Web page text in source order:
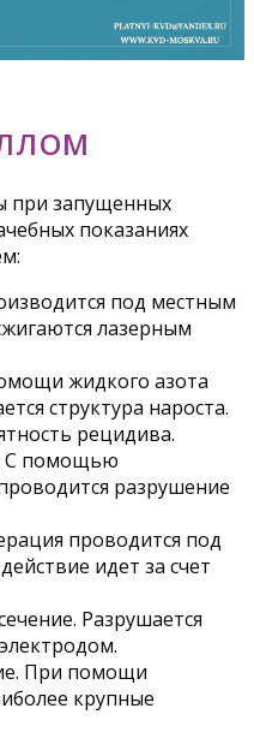
при запущенных
показаниях
под местным
лазерным
жидкого азота
структура нароста.
рецидива.
С помощью
разрушение
проводится под
идет за счет
Разрушается
При помощи
крупные